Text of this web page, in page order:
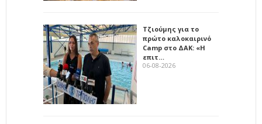
Τζιούμης για το
πρώτο καλοκαιρινό
Camp στο ΔΑΚ: «Η
επιτ…
06-08-2026